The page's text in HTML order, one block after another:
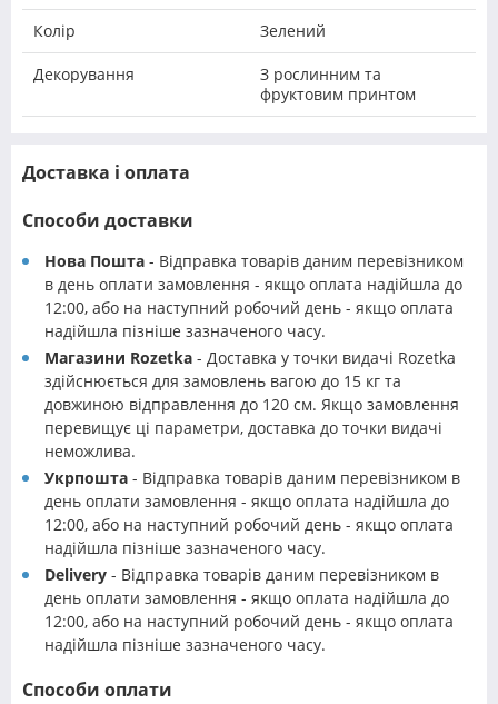
Колір Зелений
Декорування
З рослинним та
фруктовим принтом
Доставка і оплата
Способи доставки
Нова Пошта - Відправка товарів даним перевізником
в день оплати замовлення - якщо оплата надійшла до
12:00, або на наступний робочий день - якщо оплата
надійшла пізніше зазначеного часу.
Магазини Rozetka - Доставка у точки видачі Rozetka
здійснюється для замовлень вагою до 15 кг та
довжиною відправлення до 120 см. Якщо замовлення
перевищує ці параметри, доставка до точки видачі
неможлива.
Укрпошта - Відправка товарів даним перевізником в
день оплати замовлення - якщо оплата надійшла до
12:00, або на наступний робочий день - якщо оплата
надійшла пізніше зазначеного часу.
Delivery - Відправка товарів даним перевізником в
день оплати замовлення - якщо оплата надійшла до
12:00, або на наступний робочий день - якщо оплата
надійшла пізніше зазначеного часу.
Способи оплати